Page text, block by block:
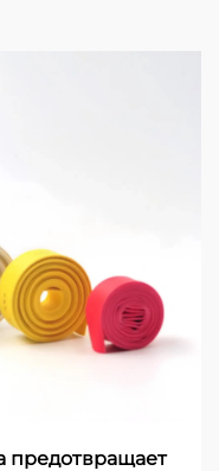
предотвращает